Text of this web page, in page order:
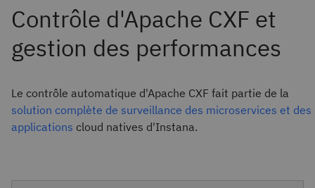
Le contrôle automatique d'Apache CXF fait partie de la
solution complète de surveillance des microservices et des
applications cloud natives d'Instana.